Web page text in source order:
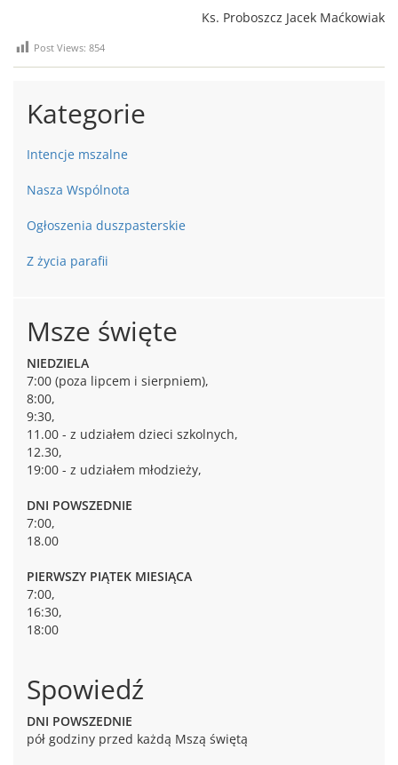
Ks. Proboszcz Jacek Maćkowiak
Post Views: 854
Kategorie
Intencje mszalne
Nasza Wspólnota
Ogłoszenia duszpasterskie
Z życia parafii
Msze święte
NIEDZIELA
7:00 (poza lipcem i sierpniem),
8:00,
9:30,
11.00 - z udziałem dzieci szkolnych,
12.30,
19:00 - z udziałem młodzieży,
DNI POWSZEDNIE
7:00,
18.00
PIERWSZY PIĄTEK MIESIĄCA
7:00,
16:30,
18:00
Spowiedź
DNI POWSZEDNIE
pół godziny przed każdą Mszą świętą